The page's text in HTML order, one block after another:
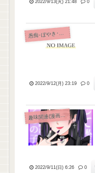
2022/9/13(火) 21:48 0
愚 痴･ぼやき･病み記事
2022/9/12(月) 23:19 0
趣味関連(漫画ｱﾆﾒ排球etc)
2022/9/11(日) 6:26 0